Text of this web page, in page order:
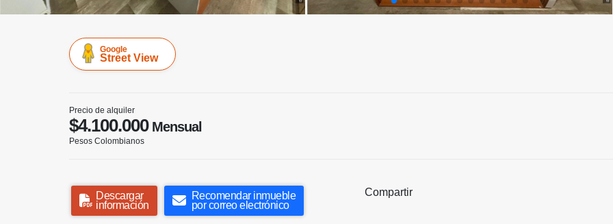
Google
Street View
Precio de alquiler
$4.100.000Mensual
Pesos Colombianos
Descargar
información
Recomendar inmueble
por correo electrónico
Compartir